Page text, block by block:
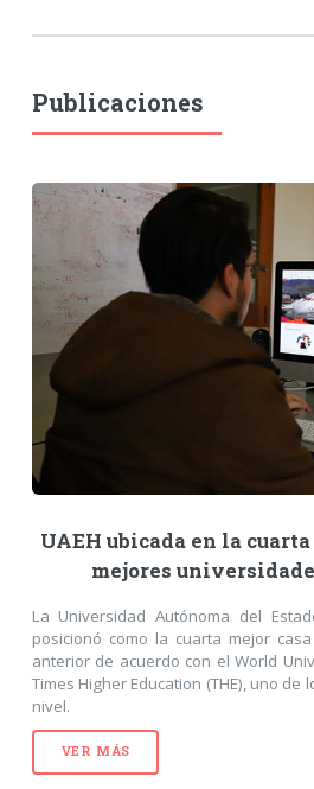
Publicaciones
UAEH ubicada en la
mejores
La Universidad Autónoma del
posicionó como la cuarta mejor
anterior de acuerdo con el World
Times Higher Education (THE), uno de
nivel.
VER MÁS